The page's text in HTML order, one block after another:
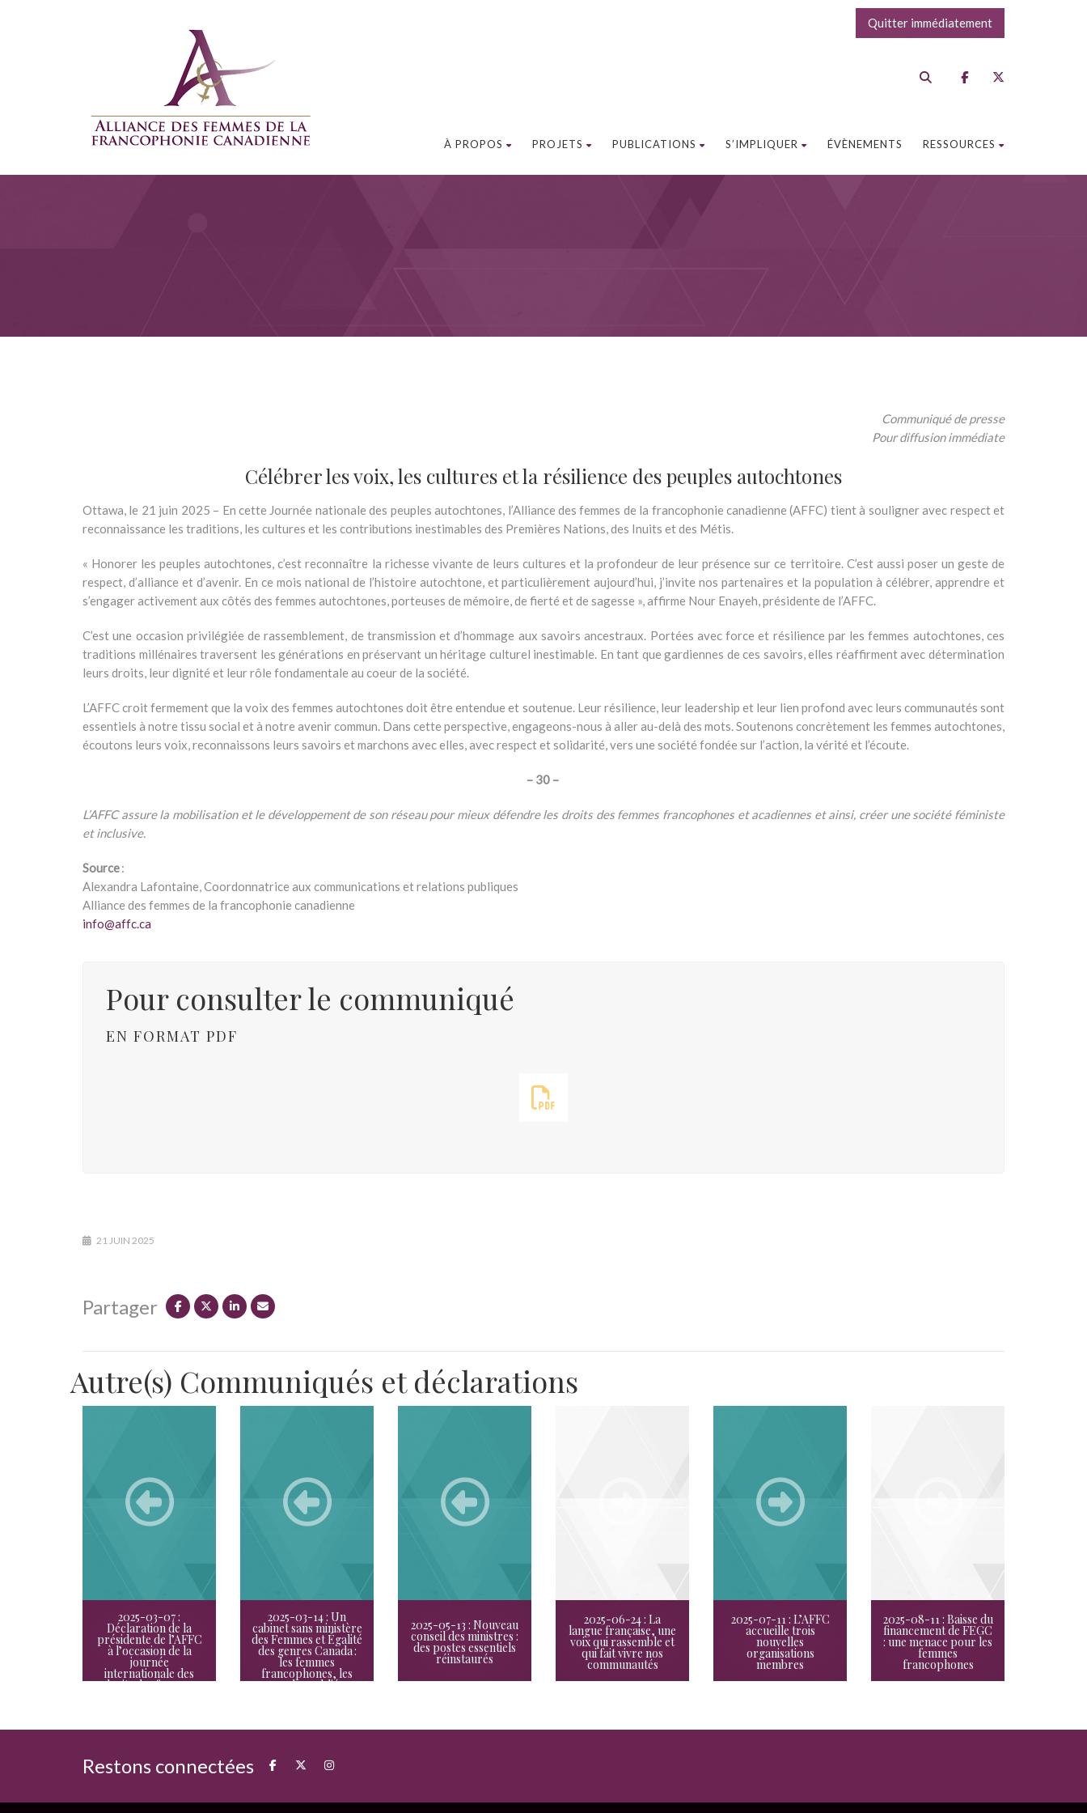
Quitter immédiatement
À PROPOS PROJETS PUBLICATIONS S’IMPLIQUER ÉVÈNEMENTS RESSOURCES
Communiqué de presse
Pour diffusion immédiate
Célébrer les voix, les cultures et la résilience des peuples autochtones
Ottawa, le 21 juin 2025 – En cette Journée nationale des peuples autochtones, l’Alliance des femmes de la francophonie canadienne (AFFC) tient à souligner avec respect et
reconnaissance les traditions, les cultures et les contributions inestimables des Premières Nations, des Inuits et des Métis.
« Honorer les peuples autochtones, c’est reconnaître la richesse vivante de leurs cultures et la profondeur de leur présence sur ce territoire. C’est aussi poser un geste de
respect, d’alliance et d’avenir. En ce mois national de l’histoire autochtone, et particulièrement aujourd’hui, j’invite nos partenaires et la population à célébrer, apprendre et
s’engager activement aux côtés des femmes autochtones, porteuses de mémoire, de fierté et de sagesse », affirme Nour Enayeh, présidente de l’AFFC.
C’est une occasion privilégiée de rassemblement, de transmission et d’hommage aux savoirs ancestraux. Portées avec force et résilience par les femmes autochtones, ces
traditions millénaires traversent les générations en préservant un héritage culturel inestimable. En tant que gardiennes de ces savoirs, elles réaffirment avec détermination
leurs droits, leur dignité et leur rôle fondamentale au coeur de la société.
L’AFFC croit fermement que la voix des femmes autochtones doit être entendue et soutenue. Leur résilience, leur leadership et leur lien profond avec leurs communautés sont
essentiels à notre tissu social et à notre avenir commun. Dans cette perspective, engageons-nous à aller au-delà des mots. Soutenons concrètement les femmes autochtones,
écoutons leurs voix, reconnaissons leurs savoirs et marchons avec elles, avec respect et solidarité, vers une société fondée sur l’action, la vérité et l’écoute.
– 30 –
L’AFFC assure la mobilisation et le développement de son réseau pour mieux défendre les droits des femmes francophones et acadiennes et ainsi, créer une société féministe
et inclusive.
Source:
Alexandra Lafontaine, Coordonnatrice aux communications et relations publiques
Alliance des femmes de la francophonie canadienne
info@affc.ca
Pour consulter le communiqué
EN FORMAT PDF
21 JUIN 2025
Partager
Autre(s) Communiqués et déclarations
2025-03-07 :
Déclaration de la
présidente de l’AFFC
à l’occasion de la
journée
internationale des
droits des femmes
2025-03-14 : Un
cabinet sans ministère
des Femmes et Égalité
des genres Canada :
les femmes
francophones, les
grandes oubliées
2025-05-13 : Nouveau
conseil des ministres :
des postes essentiels
réinstaurés
2025-06-24 : La
langue française, une
voix qui rassemble et
qui fait vivre nos
communautés
2025-07-11 : L’AFFC
accueille trois
nouvelles
organisations
membres
2025-08-11 : Baisse du
financement de FEGC
: une menace pour les
femmes
francophones
Restons connectées